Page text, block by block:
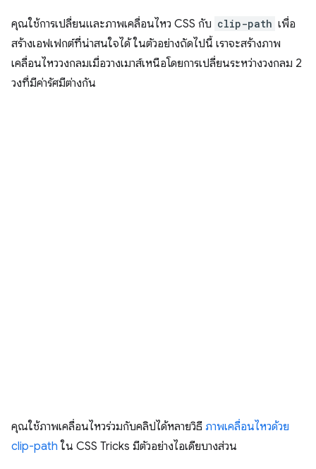
คุณใช้การเปลี่ยนและภาพเคลื่อนไหว CSS กับ clip-path เพื่อ
สร้างเอฟเฟกต์ที่น่าสนใจได้ ในตัวอย่างถัดไปนี้ เราจะสร้างภาพ
เคลื่อนไหววงกลมเมื่อวางเมาส์เหนือโดยการเปลี่ยนระหว่างวงกลม 2
วงที่มีค่ารัศมีต่างกัน
คุณใช้ภาพเคลื่อนไหวร่วมกับคลิปได้หลายวิธี ภาพเคลื่อนไหวด้วย
clip-path ใน CSS Tricks มีตัวอย่างไอเดียบางส่วน